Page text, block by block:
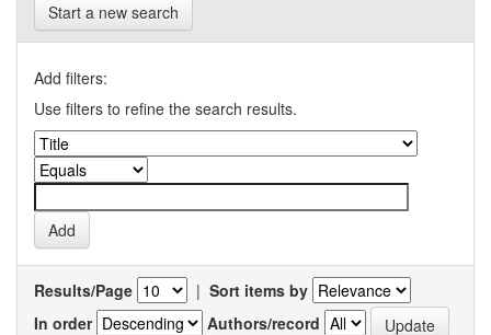
Start a new search
Add filters:
Use filters to refine the search results.
Results/Page | Sort items by
In order
Authors/record